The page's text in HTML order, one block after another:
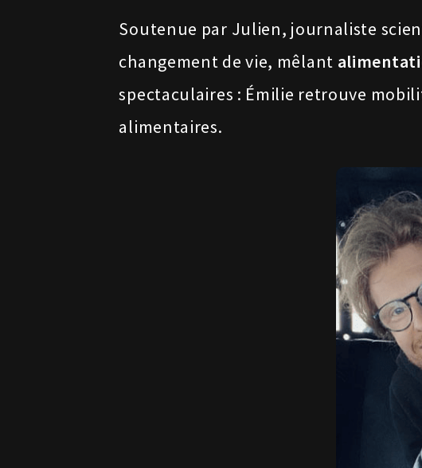
Soutenue par Julien, journaliste
changement de vie, mêlant
spectaculaires : Émilie retrouve
alimentaires.